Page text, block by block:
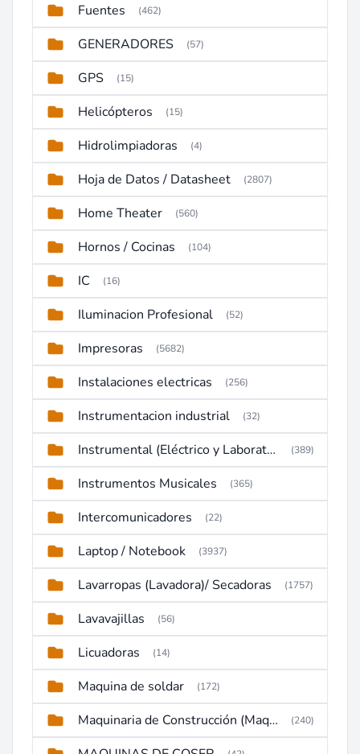
Fuentes (462)
GENERADORES (57)
GPS (15)
Helicópteros (15)
Hidrolimpiadoras (4)
Hoja de Datos / Datasheet (2807)
Home Theater (560)
Hornos / Cocinas (104)
IC (16)
Iluminacion Profesional (52)
Impresoras (5682)
Instalaciones electricas (256)
Instrumentacion industrial (32)
Instrumental (Eléctrico y Laboratorio) (389)
Instrumentos Musicales (365)
Intercomunicadores (22)
Laptop / Notebook (3937)
Lavarropas (Lavadora)/ Secadoras (1757)
Lavavajillas (56)
Licuadoras (14)
Maquina de soldar (172)
Maquinaria de Construcción (Maquinaria Pesada) (240)